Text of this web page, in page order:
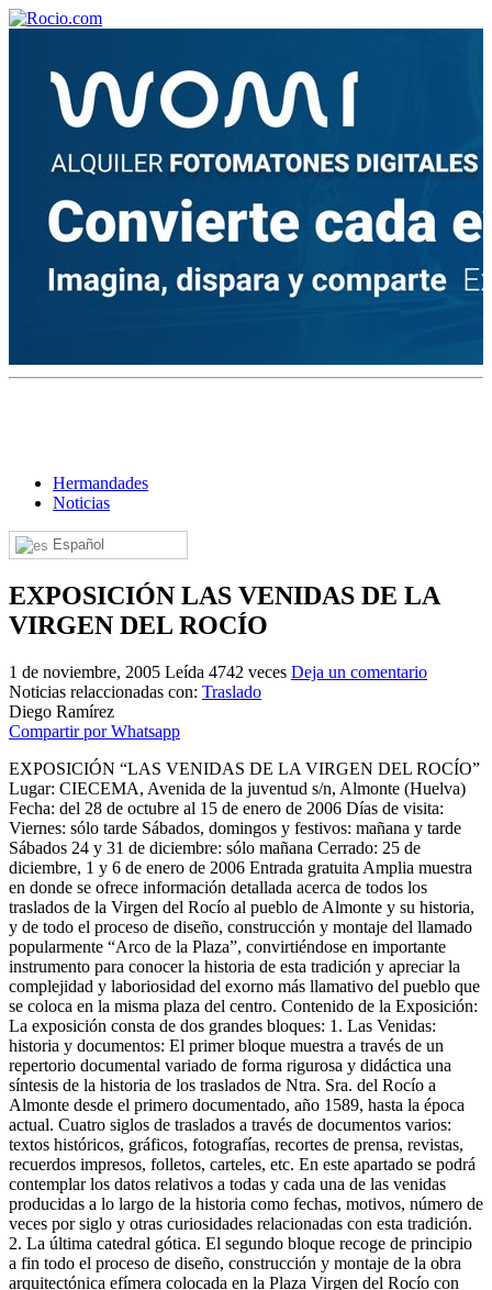
Hermandades
Noticias
Español
EXPOSICIÓN LAS VENIDAS DE LA
VIRGEN DEL ROCÍO
1 de noviembre, 2005 Leída 4742 veces Deja un comentario
Noticias relaccionadas con: Traslado
Diego Ramírez
Compartir por Whatsapp
EXPOSICIÓN “LAS VENIDAS DE LA VIRGEN DEL ROCÍO”
Lugar: CIECEMA, Avenida de la juventud s/n, Almonte (Huelva)
Fecha: del 28 de octubre al 15 de enero de 2006 Días de visita:
Viernes: sólo tarde Sábados, domingos y festivos: mañana y tarde
Sábados 24 y 31 de diciembre: sólo mañana Cerrado: 25 de
diciembre, 1 y 6 de enero de 2006 Entrada gratuita Amplia muestra
en donde se ofrece información detallada acerca de todos los
traslados de la Virgen del Rocío al pueblo de Almonte y su historia,
y de todo el proceso de diseño, construcción y montaje del llamado
popularmente “Arco de la Plaza”, convirtiéndose en importante
instrumento para conocer la historia de esta tradición y apreciar la
complejidad y laboriosidad del exorno más llamativo del pueblo que
se coloca en la misma plaza del centro. Contenido de la Exposición:
La exposición consta de dos grandes bloques: 1. Las Venidas:
historia y documentos: El primer bloque muestra a través de un
repertorio documental variado de forma rigurosa y didáctica una
síntesis de la historia de los traslados de Ntra. Sra. del Rocío a
Almonte desde el primero documentado, año 1589, hasta la época
actual. Cuatro siglos de traslados a través de documentos varios:
textos históricos, gráficos, fotografías, recortes de prensa, revistas,
recuerdos impresos, folletos, carteles, etc. En este apartado se podrá
contemplar los datos relativos a todas y cada una de las venidas
producidas a lo largo de la historia como fechas, motivos, número de
veces por siglo y otras curiosidades relacionadas con esta tradición.
2. La última catedral gótica. El segundo bloque recoge de principio
a fin todo el proceso de diseño, construcción y montaje de la obra
arquitectónica efímera colocada en la Plaza Virgen del Rocío con
¡Bienvenido! Soy el asistente virtual de rocio.com.
¿En qué puedo ayudarte?
¿Cuándo se construyó la primera ermita?
El traslado cada siete años
¿Cuales son los actos principales que se celebran en el
Quiero hacer el camino,¿que tengo que hacer?